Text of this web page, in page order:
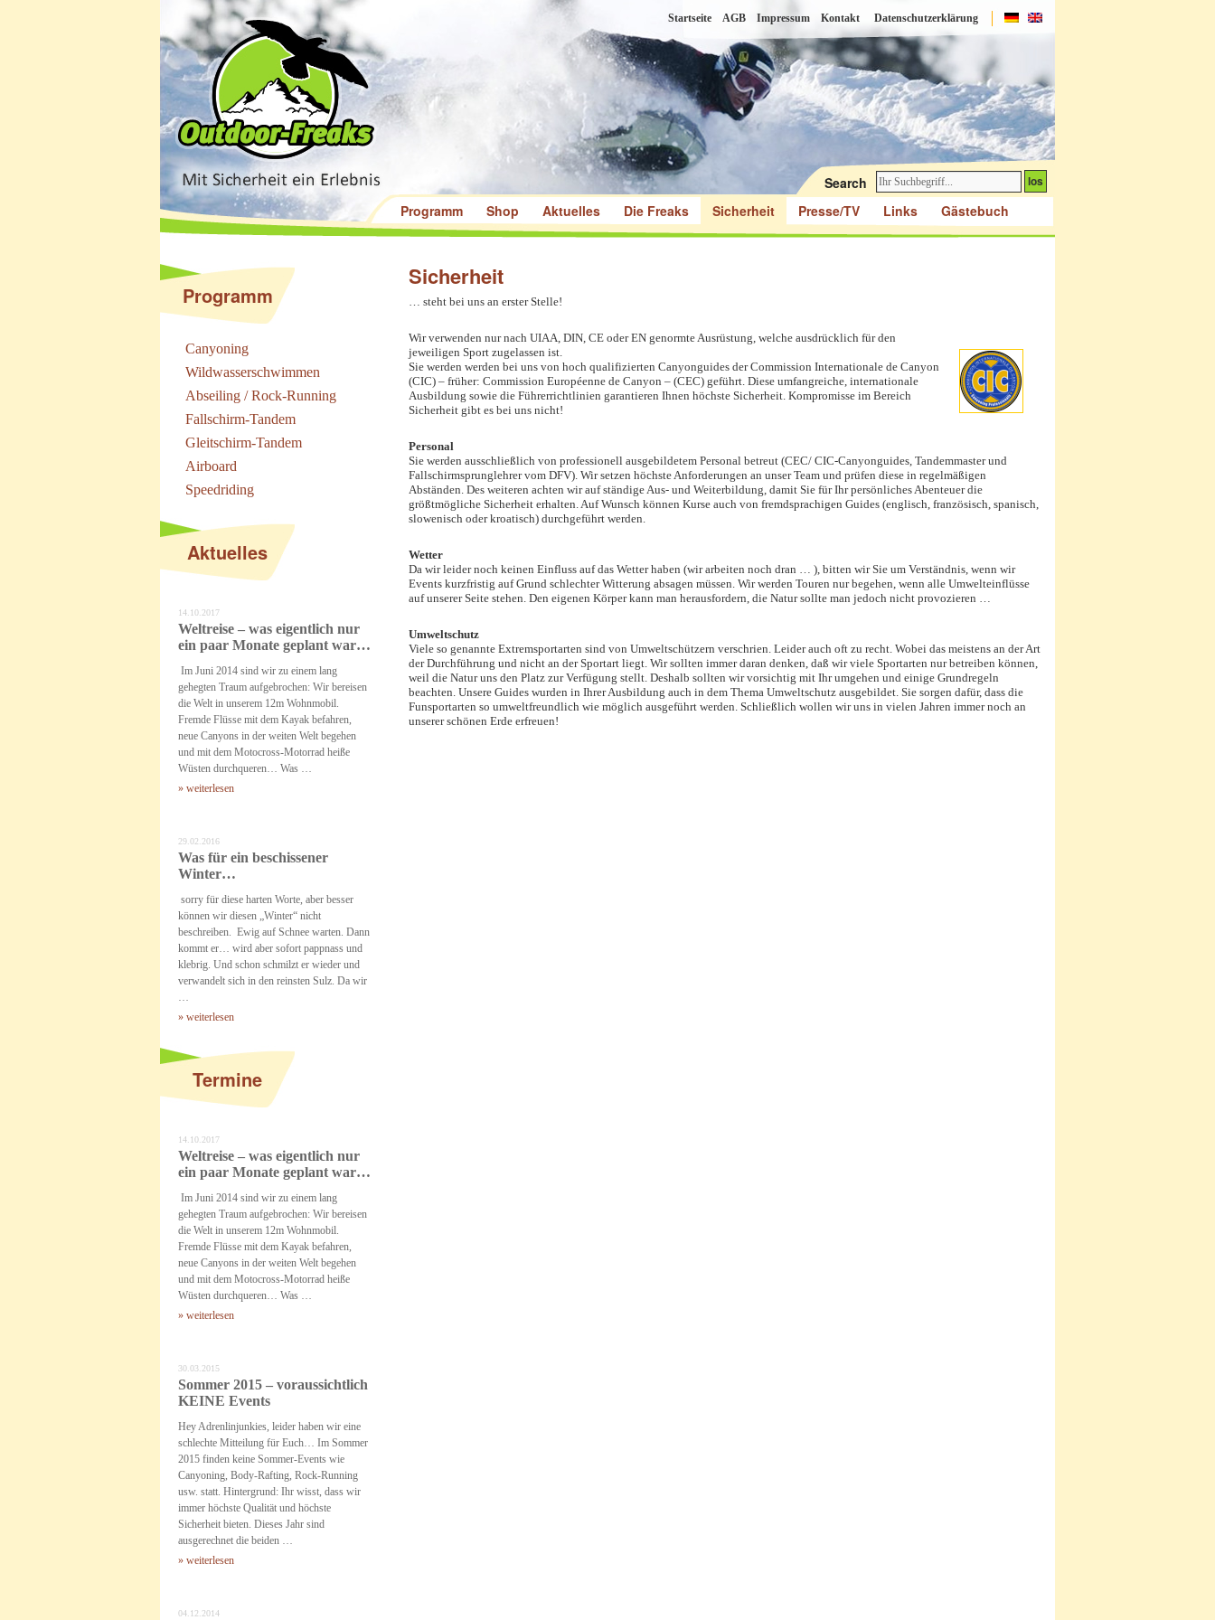
Startseite AGB Impressum Kontakt
Search
Datenschutzerklärung
Programm Shop Aktuelles Die Freaks Sicherheit Presse/TV Links Gästebuch
Programm
Canyoning
Wildwasserschwimmen
Abseiling / Rock-Running
Fallschirm-Tandem
Gleitschirm-Tandem
Airboard
Speedriding
Aktuelles
14.10.2017
Weltreise – was eigentlich nur
ein paar Monate geplant war…
Im Juni 2014 sind wir zu einem lang
gehegten Traum aufgebrochen: Wir bereisen
die Welt in unserem 12m Wohnmobil.
Fremde Flüsse mit dem Kayak befahren,
neue Canyons in der weiten Welt begehen
und mit dem Motocross-Motorrad heiße
Wüsten durchqueren… Was …
» weiterlesen
29.02.2016
Was für ein beschissener
Winter…
sorry für diese harten Worte, aber besser
können wir diesen „Winter“ nicht
beschreiben. Ewig auf Schnee warten. Dann
kommt er… wird aber sofort pappnass und
klebrig. Und schon schmilzt er wieder und
verwandelt sich in den reinsten Sulz. Da wir
…
» weiterlesen
Termine
14.10.2017
Weltreise – was eigentlich nur
ein paar Monate geplant war…
Im Juni 2014 sind wir zu einem lang
gehegten Traum aufgebrochen: Wir bereisen
die Welt in unserem 12m Wohnmobil.
Fremde Flüsse mit dem Kayak befahren,
neue Canyons in der weiten Welt begehen
und mit dem Motocross-Motorrad heiße
Wüsten durchqueren… Was …
» weiterlesen
30.03.2015
Sommer 2015 – voraussichtlich
KEINE Events
Hey Adrenlinjunkies, leider haben wir eine
schlechte Mitteilung für Euch… Im Sommer
2015 finden keine Sommer-Events wie
Canyoning, Body-Rafting, Rock-Running
usw. statt. Hintergrund: Ihr wisst, dass wir
immer höchste Qualität und höchste
Sicherheit bieten. Dieses Jahr sind
ausgerechnet die beiden …
» weiterlesen
04.12.2014
Sicherheit
… steht bei uns an erster Stelle!
Wir verwenden nur nach UIAA, DIN, CE oder EN genormte Ausrüstung, welche ausdrücklich für den
jeweiligen Sport zugelassen ist.
Sie werden werden bei uns von hoch qualifizierten Canyonguides der Commission Internationale de Canyon
(CIC) – früher: Commission Européenne de Canyon – (CEC) geführt. Diese umfangreiche, internationale
Ausbildung sowie die Führerrichtlinien garantieren Ihnen höchste Sicherheit. Kompromisse im Bereich
Sicherheit gibt es bei uns nicht!
Personal
Sie werden ausschließlich von professionell ausgebildetem Personal betreut (CEC/ CIC-Canyonguides, Tandemmaster und
Fallschirmsprunglehrer vom DFV). Wir setzen höchste Anforderungen an unser Team und prüfen diese in regelmäßigen
Abständen. Des weiteren achten wir auf ständige Aus- und Weiterbildung, damit Sie für Ihr persönliches Abenteuer die
größtmögliche Sicherheit erhalten. Auf Wunsch können Kurse auch von fremdsprachigen Guides (englisch, französisch, spanisch,
slowenisch oder kroatisch) durchgeführt werden.
Wetter
Da wir leider noch keinen Einfluss auf das Wetter haben (wir arbeiten noch dran … ), bitten wir Sie um Verständnis, wenn wir
Events kurzfristig auf Grund schlechter Witterung absagen müssen. Wir werden Touren nur begehen, wenn alle Umwelteinflüsse
auf unserer Seite stehen. Den eigenen Körper kann man herausfordern, die Natur sollte man jedoch nicht provozieren …
Umweltschutz
Viele so genannte Extremsportarten sind von Umweltschützern verschrien. Leider auch oft zu recht. Wobei das meistens an der Art
der Durchführung und nicht an der Sportart liegt. Wir sollten immer daran denken, daß wir viele Sportarten nur betreiben können,
weil die Natur uns den Platz zur Verfügung stellt. Deshalb sollten wir vorsichtig mit Ihr umgehen und einige Grundregeln
beachten. Unsere Guides wurden in Ihrer Ausbildung auch in dem Thema Umweltschutz ausgebildet. Sie sorgen dafür, dass die
Funsportarten so umweltfreundlich wie möglich ausgeführt werden. Schließlich wollen wir uns in vielen Jahren immer noch an
unserer schönen Erde erfreuen!